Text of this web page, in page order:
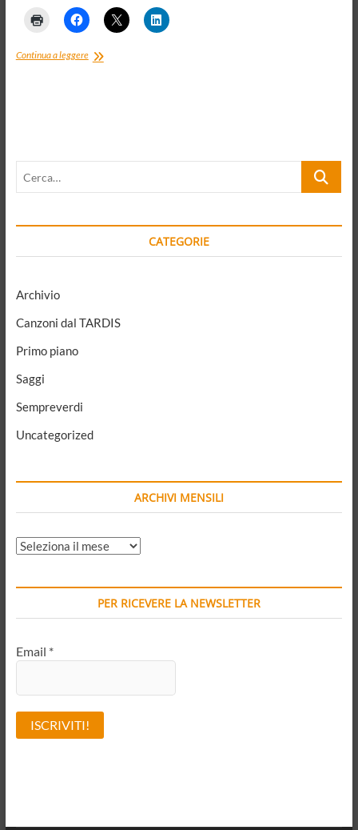
Continua a leggerePd,
una
scommessa
Cerca…
CATEGORIE
Archivio
Canzoni dal TARDIS
Primo piano
Saggi
Sempreverdi
Uncategorized
ARCHIVI MENSILI
ARCHIVI
PER RICEVERE LA NEWSLETTER
Email *